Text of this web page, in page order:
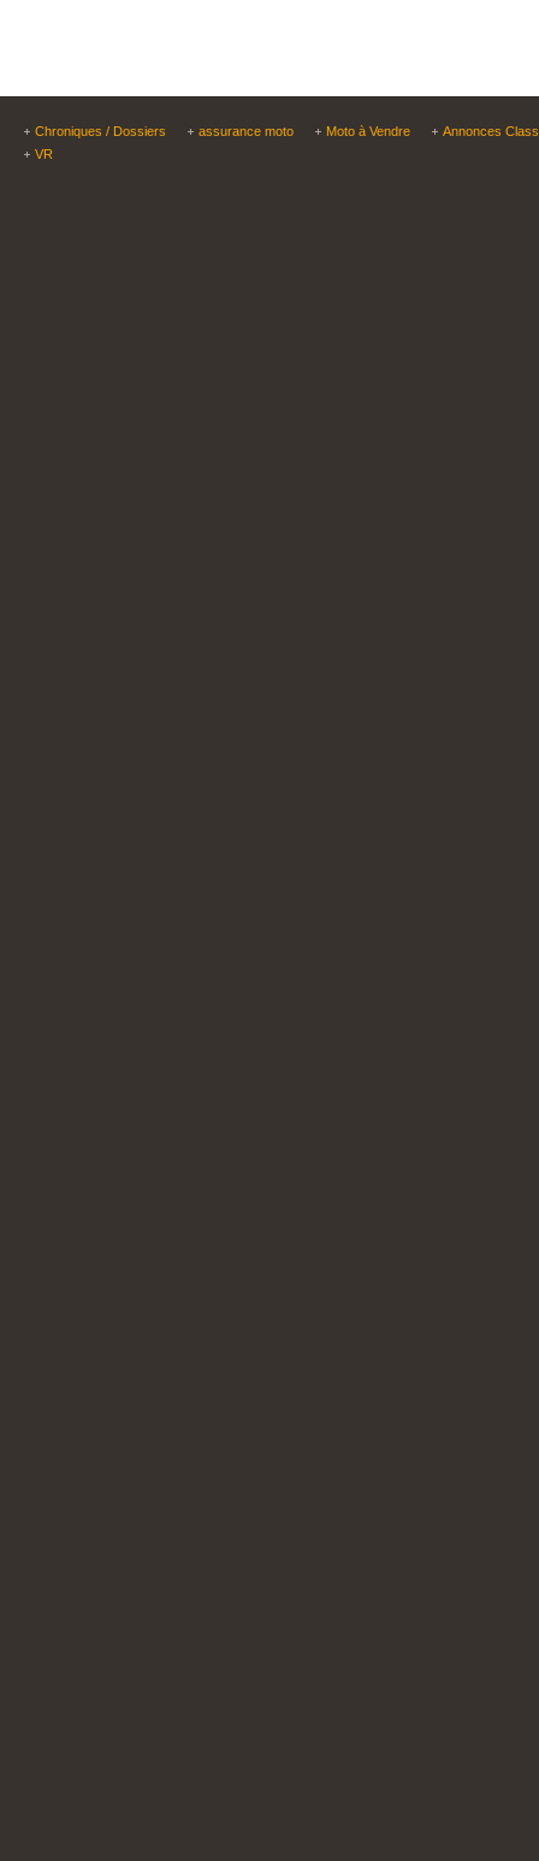
Chroniques / Dossiers assurance moto Moto à Vendre
Annonces
VR